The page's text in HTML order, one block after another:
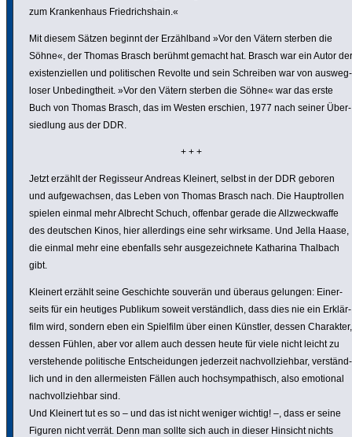
zum Kran­ken­haus Fried­richs­hain.«
Mit diesem Sätzen beginnt der Erzähl­band »Vor den Vätern sterben die
Söhne«, der Thomas Brasch berühmt gemacht hat. Brasch war ein Autor der
exis­ten­zi­ellen und poli­ti­schen Revolte und sein Schreiben war von ausweg­
loser Unbe­dingt­heit. »Vor den Vätern sterben die Söhne« war das erste
Buch von Thomas Brasch, das im Westen erschien, 1977 nach seiner Über­
sied­lung aus der DDR.
+ + +
Jetzt erzählt der Regisseur Andreas Kleinert, selbst in der DDR geboren
und aufge­wachsen, das Leben von Thomas Brasch nach. Die Haupt­rollen
spielen einmal mehr Albrecht Schuch, offenbar gerade die Allzweck­waffe
des deutschen Kinos, hier aller­dings eine sehr wirksame. Und Jella Haase,
die einmal mehr eine ebenfalls sehr ausge­zeich­nete Katharina Thalbach
gibt.
Kleinert erzählt seine Geschichte souverän und überaus gelungen: Einer­
seits für ein heutiges Publikum soweit verständ­lich, dass dies nie ein Erklär­
film wird, sondern eben ein Spielfilm über einen Künstler, dessen Charakter,
dessen Fühlen, aber vor allem auch dessen heute für viele nicht leicht zu
verste­hende poli­ti­sche Entschei­dungen jederzeit nach­voll­ziehbar, verständ­
lich und in den aller­meisten Fällen auch hoch­sym­pa­thisch, also emotional
nach­voll­ziehbar sind.
Und Kleinert tut es so – und das ist nicht weniger wichtig! –, dass er seine
Figuren nicht verrät. Denn man sollte sich auch in dieser Hinsicht nichts